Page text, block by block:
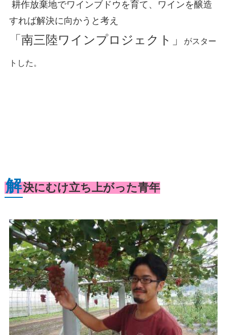
耕作放棄地でワインブドウを育て、ワインを醸造
すれば解決に向かうと考え
「南三陸ワインプロジェクト」 がスター
トした。
解決にむけ立ち上がった青年